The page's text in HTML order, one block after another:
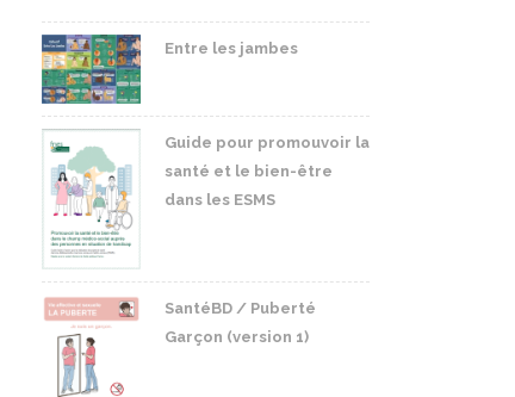
Entre les jambes
Guide pour promouvoir la
santé et le bien-être
dans les ESMS
SantéBD / Puberté
Garçon (version 1)